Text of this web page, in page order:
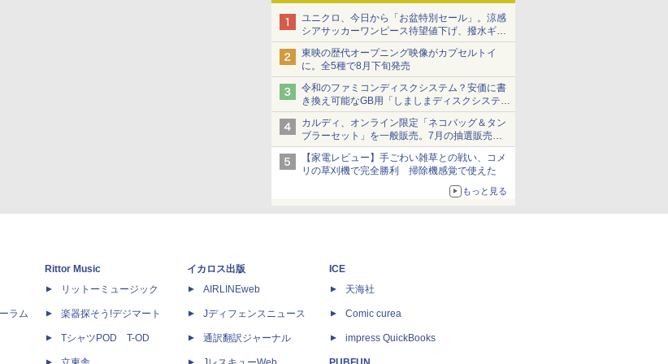
ユニクロ、今日から「お盆特別セール」。涼感
シアサッカーワンピース待望値下げ、撥水ギア
ショーツは1990円に
東映の歴代オープニング映像がカプセルトイ
に。全5種で8月下旬発売
令和のファミコンディスクシステム？安価に書
き換え可能なGB用「しましまディスクシステ
ム」
カルディ、オンライン限定「ネコバッグ＆タン
ブラーセット」を一般販売。7月の抽選販売の
当選無効分
【家電レビュー】手ごわい雑草との戦い、コメ
リの草刈機で完全勝利 掃除機感覚で使えた
もっと見る
ラム
Rittor Music
リットーミュージック
楽器探そう!デジマート
TシャツPOD T-OD
イカロス出版
AIRLINEweb
Jディフェンスニュース
通訳翻訳ジャーナル
ICE
天海社
Comic curea
impress QuickBooks